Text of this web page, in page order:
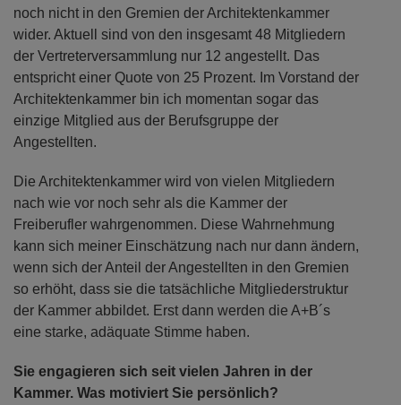
noch nicht in den Gremien der Architektenkammer
wider. Aktuell sind von den insgesamt 48 Mitgliedern
der Vertreterversammlung nur 12 angestellt. Das
entspricht einer Quote von 25 Prozent. Im Vorstand der
Architektenkammer bin ich momentan sogar das
einzige Mitglied aus der Berufsgruppe der
Angestellten.
Die Architektenkammer wird von vielen Mitgliedern
nach wie vor noch sehr als die Kammer der
Freiberufler wahrgenommen. Diese Wahrnehmung
kann sich meiner Einschätzung nach nur dann ändern,
wenn sich der Anteil der Angestellten in den Gremien
so erhöht, dass sie die tatsächliche Mitgliederstruktur
der Kammer abbildet. Erst dann werden die A+B´s
eine starke, adäquate Stimme haben.
Sie engagieren sich seit vielen Jahren in der
Kammer. Was motiviert Sie persönlich?